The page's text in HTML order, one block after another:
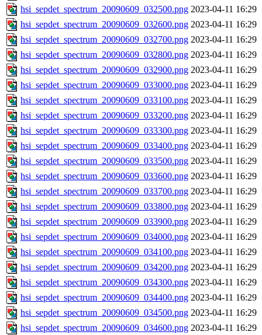
hsi_sepdet_spectrum_20090609_032500.png 2023-04-11 16:29
hsi_sepdet_spectrum_20090609_032600.png 2023-04-11 16:29
hsi_sepdet_spectrum_20090609_032700.png 2023-04-11 16:29
hsi_sepdet_spectrum_20090609_032800.png 2023-04-11 16:29
hsi_sepdet_spectrum_20090609_032900.png 2023-04-11 16:29
hsi_sepdet_spectrum_20090609_033000.png 2023-04-11 16:29
hsi_sepdet_spectrum_20090609_033100.png 2023-04-11 16:29
hsi_sepdet_spectrum_20090609_033200.png 2023-04-11 16:29
hsi_sepdet_spectrum_20090609_033300.png 2023-04-11 16:29
hsi_sepdet_spectrum_20090609_033400.png 2023-04-11 16:29
hsi_sepdet_spectrum_20090609_033500.png 2023-04-11 16:29
hsi_sepdet_spectrum_20090609_033600.png 2023-04-11 16:29
hsi_sepdet_spectrum_20090609_033700.png 2023-04-11 16:29
hsi_sepdet_spectrum_20090609_033800.png 2023-04-11 16:29
hsi_sepdet_spectrum_20090609_033900.png 2023-04-11 16:29
hsi_sepdet_spectrum_20090609_034000.png 2023-04-11 16:29
hsi_sepdet_spectrum_20090609_034100.png 2023-04-11 16:29
hsi_sepdet_spectrum_20090609_034200.png 2023-04-11 16:29
hsi_sepdet_spectrum_20090609_034300.png 2023-04-11 16:29
hsi_sepdet_spectrum_20090609_034400.png 2023-04-11 16:29
hsi_sepdet_spectrum_20090609_034500.png 2023-04-11 16:29
hsi_sepdet_spectrum_20090609_034600.png 2023-04-11 16:29